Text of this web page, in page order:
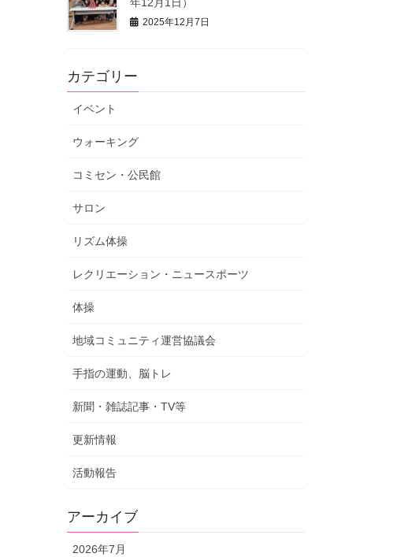
年12月1日）
2025年12月7日
カテゴリー
イベント
ウォーキング
コミセン・公民館
サロン
リズム体操
レクリエーション・ニュースポーツ
体操
地域コミュニティ運営協議会
手指の運動、脳トレ
新聞・雑誌記事・TV等
更新情報
活動報告
アーカイブ
2026年7月